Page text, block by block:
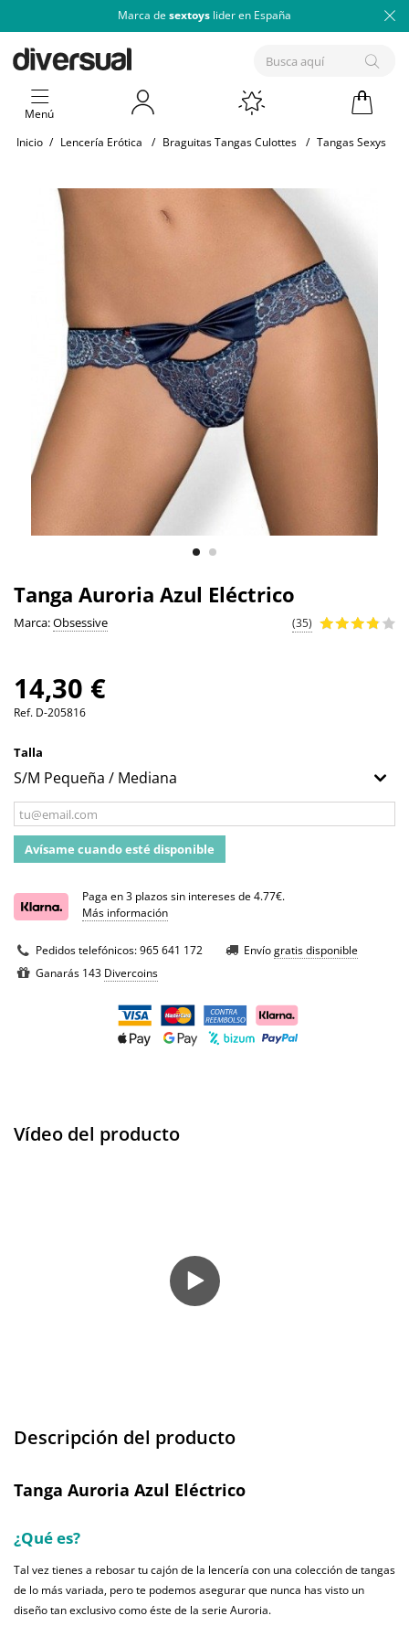
Marca de sextoys lider en España
Menú
Inicio / Lencería Erótica / Braguitas Tangas Culottes / Tangas Sexys
Tanga Auroria Azul Eléctrico
Marca:Obsessive (35)
14,30 €
Ref. D-205816
Talla
Avísame cuando esté disponible
Paga en 3 plazos sin intereses de 4.77€.
Más información
Pedidos telefónicos:965 641 172 Envíogratis disponible
Ganarás 143 Divercoins
Vídeo del producto
Descripción del producto
Tanga Auroria Azul Eléctrico
¿Qué es?
Tal vez tienes a rebosar tu cajón de la lencería con una colección de tangas
de lo más variada, pero te podemos asegurar que nunca has visto un
diseño tan exclusivo como éste de la serie Auroria.